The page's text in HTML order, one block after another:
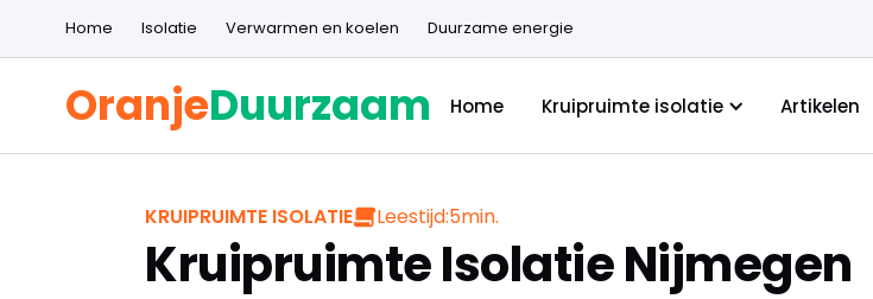
Home Isolatie Verwarmen en koelen Duurzame energie
OranjeDuurzaam Home Kruipruimte isolatie Artikelen
KRUIPRUIMTE ISOLATIE Leestijd:5min.
Kruipruimte Isolatie Nijmegen